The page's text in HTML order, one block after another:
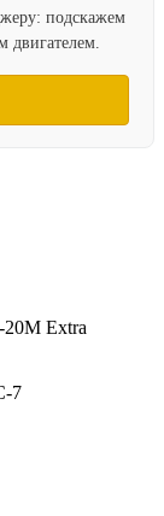
подскажем
двигателем.
20M Extra
7